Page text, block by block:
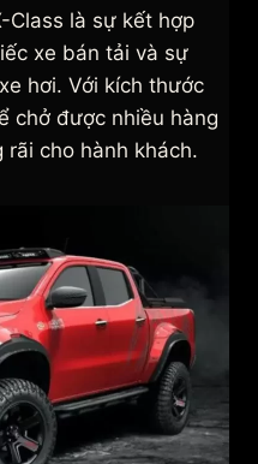
Class là sự kết hợp
xe bán tải và sự
hơi. Với kích thước
chở được nhiều hàng
rãi cho hành khách.